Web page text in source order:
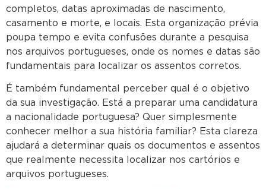
completos, datas aproximadas de nascimento,
casamento e morte, e locais. Esta organização prévia
poupa tempo e evita confusões durante a pesquisa
nos arquivos portugueses, onde os nomes e datas são
fundamentais para localizar os assentos corretos.
É também fundamental perceber qual é o objetivo
da sua investigação. Está a preparar uma candidatura
a nacionalidade portuguesa? Quer simplesmente
conhecer melhor a sua história familiar? Esta clareza
ajudará a determinar quais os documentos e assentos
que realmente necessita localizar nos cartórios e
arquivos portugueses.